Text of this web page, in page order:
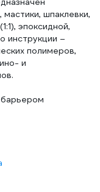
шпаклевки,
эпоксидной,
инструкции –
полимеров,
и